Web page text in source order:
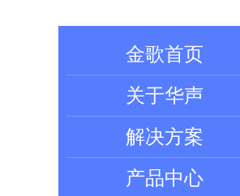
金歌首页
关于华声
解决方案
产品中心